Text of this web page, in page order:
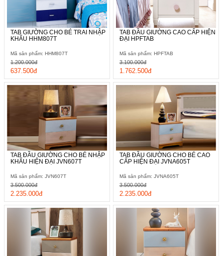
TAB GIƯỜNG CHO BÉ TRAI NHẬP
KHẨU HHM807T
Mã sản phẩm: HHM807T
637.500đ
1.200.000đ
TAB ĐẦU GIƯỜNG CAO CẤP HIỆN
ĐẠI HPFTAB
Mã sản phẩm: HPFTAB
1.762.500đ
3.100.000đ
TAB ĐẦU GIƯỜNG CHO BÉ NHẬP
KHẨU HIỆN ĐẠI JVN607T
Mã sản phẩm: JVN607T
2.235.000đ
3.500.000đ
TAB ĐẦU GIƯỜNG CHO BÉ CAO
CẤP HIỆN ĐẠI JVNA605T
Mã sản phẩm: JVNA605T
2.235.000đ
3.500.000đ